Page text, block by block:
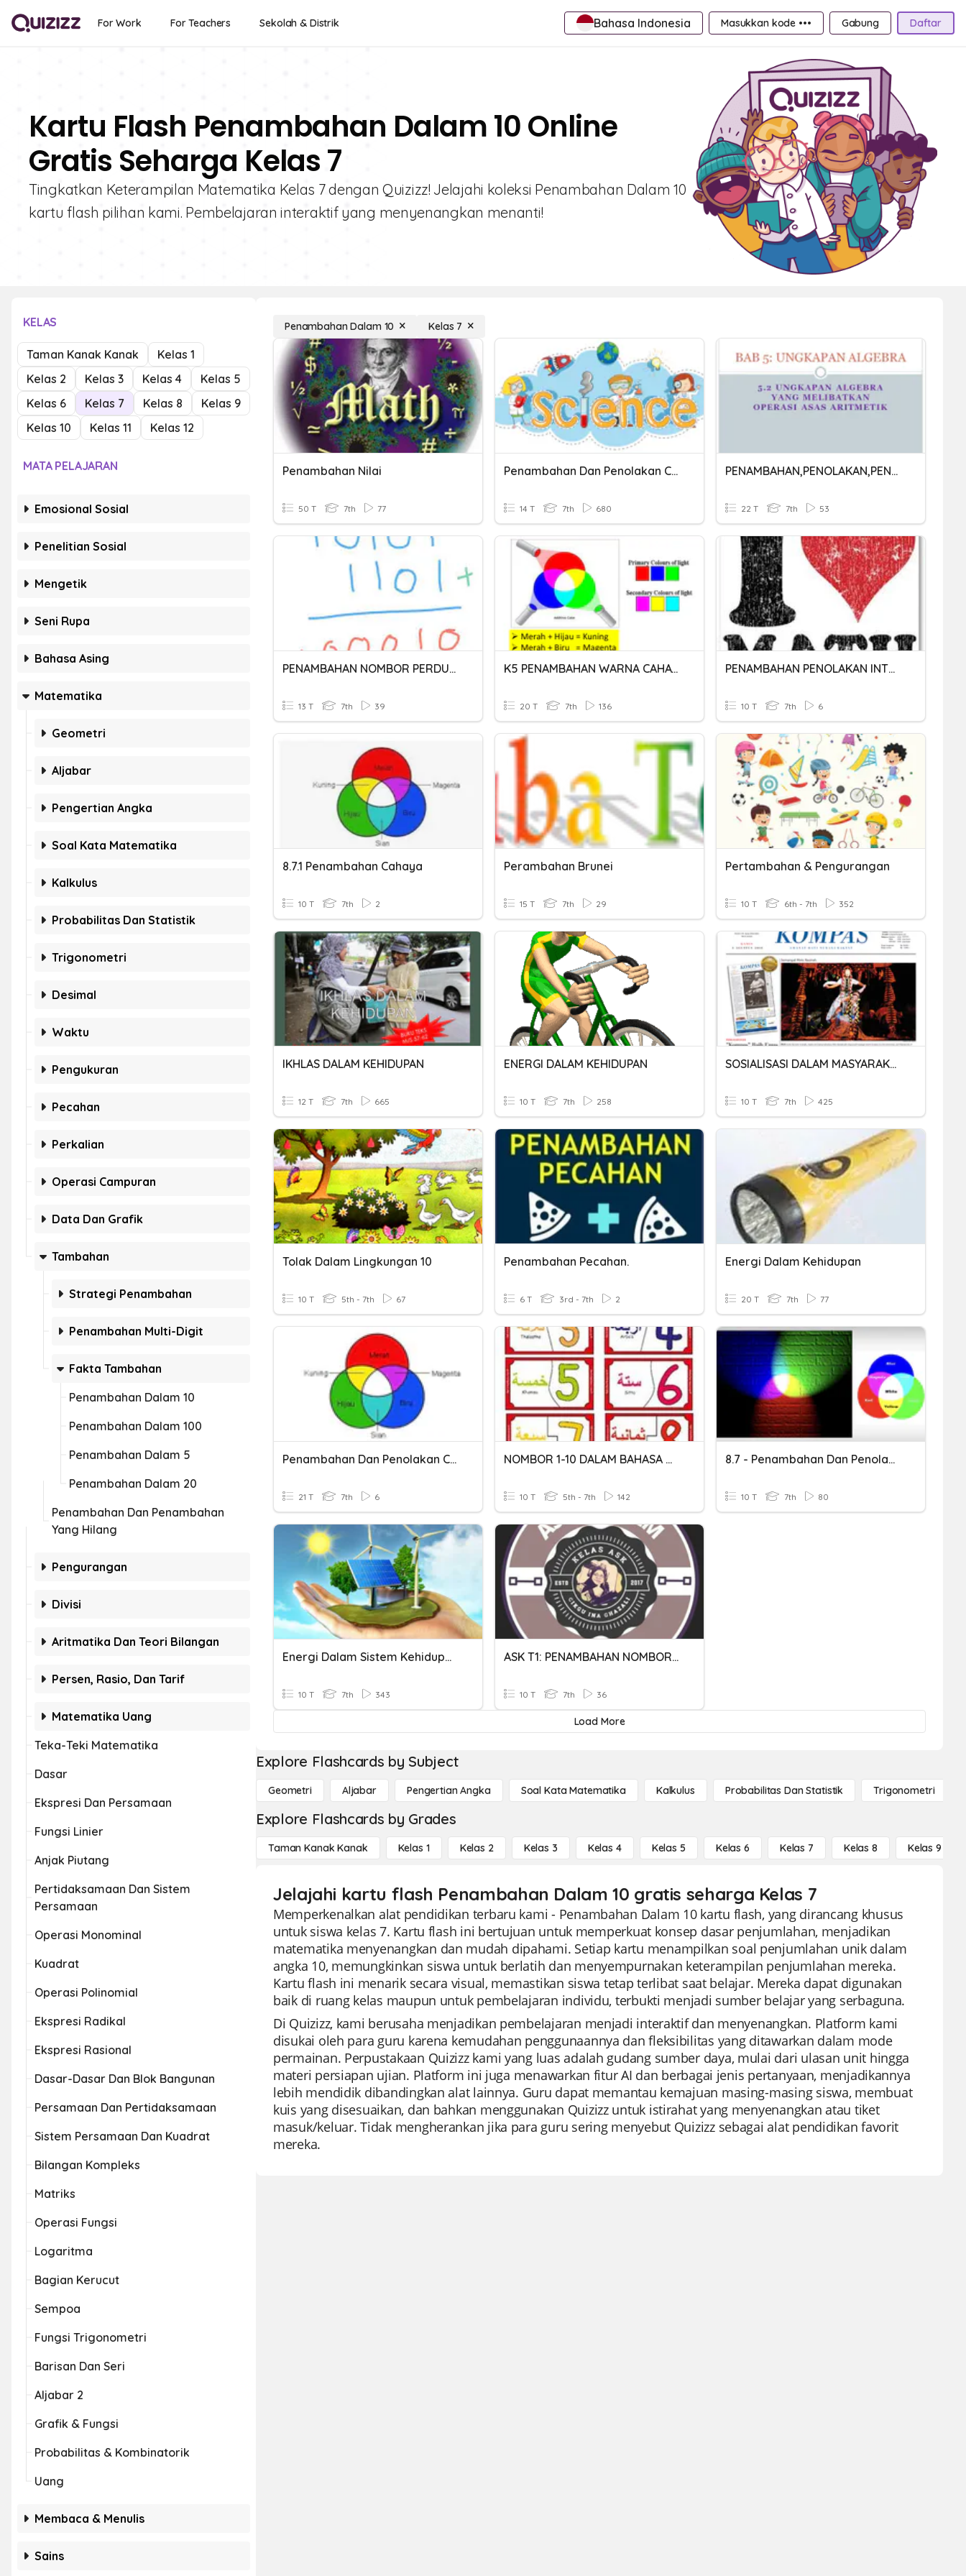
For Work For Teachers Sekolah & Distrik Bahasa Indonesia Masukkan kode ••• Gabung Daftar
Kartu Flash Penambahan Dalam 10 Online
Gratis Seharga Kelas 7
Tingkatkan Keterampilan Matematika Kelas 7 dengan Quizizz! Jelajahi koleksi Penambahan Dalam 10
kartu flash pilihan kami. Pembelajaran interaktif yang menyenangkan menanti!
KELAS
Taman Kanak Kanak
Kelas 1
Kelas 2
Kelas 3 Kelas 4
Kelas 5
Kelas 6
Kelas 7 Kelas 8
Kelas 9
Kelas 10
Kelas 11 Kelas 12
MATA PELAJARAN
Emosional Sosial
Penelitian Sosial
Mengetik
Seni Rupa
Bahasa Asing
Matematika
Geometri
Aljabar
Pengertian Angka
Soal Kata Matematika
Kalkulus
Probabilitas Dan Statistik
Trigonometri
Desimal
Waktu
Pengukuran
Pecahan
Perkalian
Operasi Campuran
Data Dan Grafik
Tambahan
Strategi Penambahan
Penambahan Multi-Digit
Fakta Tambahan
Penambahan Dalam 10
Penambahan Dalam 100
Penambahan Dalam 5
Penambahan Dalam 20
Penambahan Dan Penambahan
Yang Hilang
Pengurangan
Divisi
Aritmatika Dan Teori Bilangan
Persen, Rasio, Dan Tarif
Matematika Uang
Teka-Teki Matematika
Dasar
Ekspresi Dan Persamaan
Fungsi Linier
Anjak Piutang
Pertidaksamaan Dan Sistem
Persamaan
Operasi Monominal
Kuadrat
Operasi Polinomial
Ekspresi Radikal
Ekspresi Rasional
Dasar-Dasar Dan Blok Bangunan
Persamaan Dan Pertidaksamaan
Sistem Persamaan Dan Kuadrat
Bilangan Kompleks
Matriks
Operasi Fungsi
Logaritma
Bagian Kerucut
Sempoa
Fungsi Trigonometri
Barisan Dan Seri
Aljabar 2
Grafik & Fungsi
Probabilitas & Kombinatorik
Uang
Membaca & Menulis
Sains
Penambahan Dalam 10 Kelas 7
Penambahan Nilai
50 T 7th 77
Penambahan Dan Penolakan Cahaya
14 T 7th 680
PENAMBAHAN,PENOLAKAN,PENDARABAN&PEMBAHAGIAN UNGKAPAN ALGEBRA
22 T 7th 53
PENAMBAHAN NOMBOR PERDUAAN
13 T 7th 39
K5 PENAMBAHAN WARNA CAHAYA
20 T 7th 136
PENAMBAHAN PENOLAKAN INTEGER
10 T 7th 6
8.7.1 Penambahan Cahaya
10 T 7th 2
Perambahan Brunei
15 T 7th 29
Pertambahan & Pengurangan
10 T 6th - 7th 352
IKHLAS DALAM KEHIDUPAN
12 T 7th 665
ENERGI DALAM KEHIDUPAN
10 T 7th 258
SOSIALISASI DALAM MASYARAKAT
10 T 7th 425
Tolak Dalam Lingkungan 10
10 T 5th - 7th 67
Penambahan Pecahan.
6 T 3rd - 7th 2
Energi Dalam Kehidupan
20 T 7th 77
Penambahan Dan Penolakan Cahaya
21 T 7th 6
NOMBOR 1-10 DALAM BAHASA ARAB
10 T 5th - 7th 142
8.7 - Penambahan Dan Penolakan Cahaya
10 T 7th 80
Energi Dalam Sistem Kehidupan
10 T 7th 343
ASK T1: PENAMBAHAN NOMBOR PERDUAAN
10 T 7th 36
Load More
Explore Flashcards by Subject
Geometri Aljabar Pengertian Angka Soal Kata Matematika Kalkulus Probabilitas Dan Statistik Trigonometri
Explore Flashcards by Grades
Taman Kanak Kanak Kelas 1 Kelas 2 Kelas 3 Kelas 4 Kelas 5 Kelas 6 Kelas 7 Kelas 8 Kelas 9
Jelajahi kartu flash Penambahan Dalam 10 gratis seharga Kelas 7
Memperkenalkan alat pendidikan terbaru kami - Penambahan Dalam 10 kartu flash, yang dirancang khusus
untuk siswa kelas 7. Kartu flash ini bertujuan untuk memperkuat konsep dasar penjumlahan, menjadikan
matematika menyenangkan dan mudah dipahami. Setiap kartu menampilkan soal penjumlahan unik dalam
angka 10, memungkinkan siswa untuk berlatih dan menyempurnakan keterampilan penjumlahan mereka.
Kartu flash ini menarik secara visual, memastikan siswa tetap terlibat saat belajar. Mereka dapat digunakan
baik di ruang kelas maupun untuk pembelajaran individu, terbukti menjadi sumber belajar yang serbaguna.
Di Quizizz, kami berusaha menjadikan pembelajaran menjadi interaktif dan menyenangkan. Platform kami
disukai oleh para guru karena kemudahan penggunaannya dan fleksibilitas yang ditawarkan dalam mode
permainan. Perpustakaan Quizizz kami yang luas adalah gudang sumber daya, mulai dari ulasan unit hingga
materi persiapan ujian. Platform ini juga menawarkan fitur AI dan berbagai jenis pertanyaan, menjadikannya
lebih mendidik dibandingkan alat lainnya. Guru dapat memantau kemajuan masing-masing siswa, membuat
kuis yang disesuaikan, dan bahkan menggunakan Quizizz untuk istirahat yang menyenangkan atau tiket
masuk/keluar. Tidak mengherankan jika para guru sering menyebut Quizizz sebagai alat pendidikan favorit
mereka.